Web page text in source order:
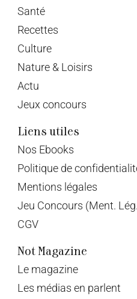
Santé
Recettes
Culture
Nature & Loisirs
Actu
Jeux concours
Liens utiles
Nos Ebooks
Politique de
Mentions légales
Jeu Concours (Ment.
CGV
Not Magazine
Le magazine
Les médias en parlent